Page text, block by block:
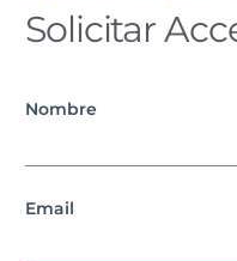
Solicitar
Nombre
Email